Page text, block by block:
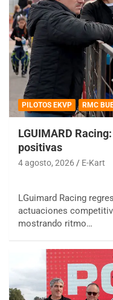
PILOTOS EKVP RMC
LGUIMARD
positivas
4 agosto, 2026 E-Kart
LGuimard Racing
actuaciones
mostrando ritmo…